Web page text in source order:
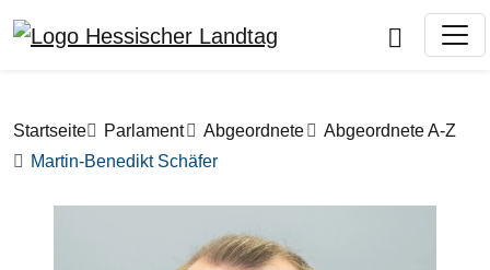
Pfadnavigation
Startseite Parlament Abgeordnete
Abgeordnete A-Z
Martin-Benedikt Schäfer